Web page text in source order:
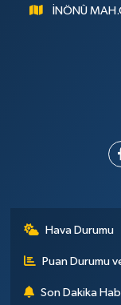
İNÖNÜ
Hava Durumu
Puan Durumu
Son Dakika